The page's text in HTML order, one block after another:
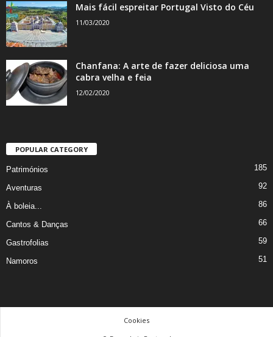
Mais fácil espreitar Portugal Visto do Céu
11/03/2020
Chanfana: A arte de fazer deliciosa uma
cabra velha e feia
12/02/2020
POPULAR CATEGORY
Patrimónios 185
Aventuras 92
À boleia... 86
Cantos & Danças 66
Gastrofolias 59
Namoros 51
Cookies